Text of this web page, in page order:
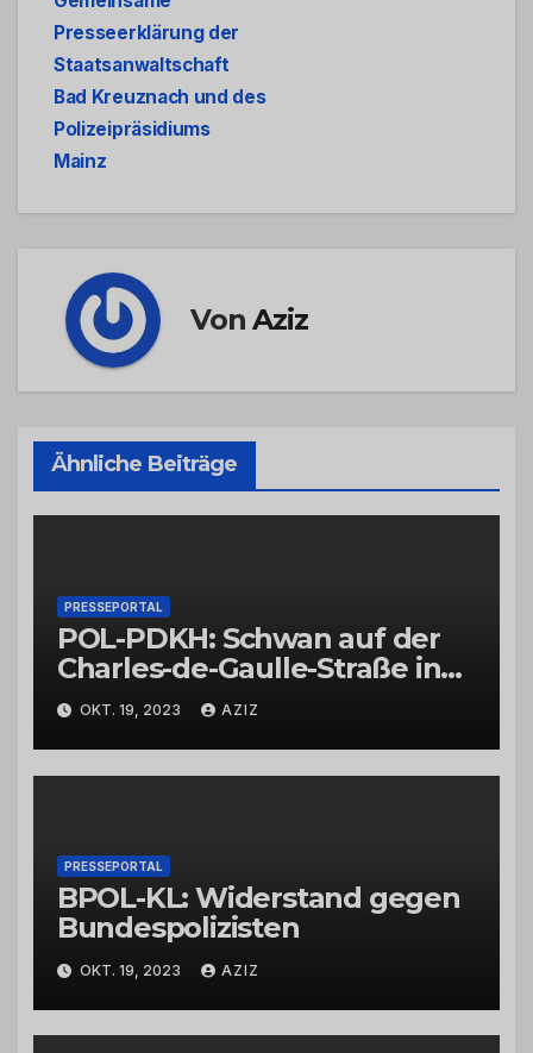
Presseerklärung der
Staatsanwaltschaft
Bad Kreuznach und des
Polizeipräsidiums
Mainz
VonAziz
Ähnliche Beiträge
PRESSEPORTAL
POL-PDKH: Schwan auf der
Charles-de-Gaulle-Straße in
Bad Kreuznach beeinflusst
Feierabendverkehr
OKT. 19, 2023 AZIZ
PRESSEPORTAL
BPOL-KL: Widerstand gegen
Bundespolizisten
OKT. 19, 2023 AZIZ